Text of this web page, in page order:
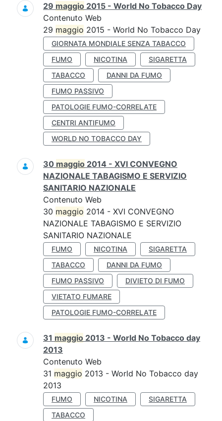
29 maggio 2015 - World No Tobacco Day
Contenuto Web
29 maggio 2015 - World No Tobacco Day
GIORNATA MONDIALE SENZA TABACCO
FUMO
NICOTINA
SIGARETTA
TABACCO
DANNI DA FUMO
FUMO PASSIVO
PATOLOGIE FUMO-CORRELATE
CENTRI ANTIFUMO
WORLD NO TOBACCO DAY
30 maggio 2014 - XVI CONVEGNO
NAZIONALE TABAGISMO E SERVIZIO
SANITARIO NAZIONALE
Contenuto Web
30 maggio 2014 - XVI CONVEGNO
NAZIONALE TABAGISMO E SERVIZIO
SANITARIO NAZIONALE
FUMO NICOTINA
SIGARETTA
TABACCO
DANNI DA FUMO
FUMO PASSIVO
DIVIETO DI FUMO
VIETATO FUMARE
PATOLOGIE FUMO-CORRELATE
31 maggio 2013 - World No Tobacco day
2013
Contenuto Web
31 maggio 2013 - World No Tobacco day
2013
FUMO NICOTINA
SIGARETTA
TABACCO